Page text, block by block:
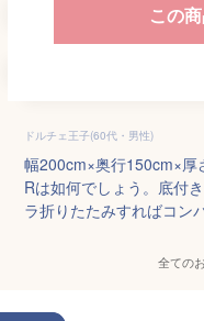
この
ドルチェ王子(60代・男性)
幅200cm×奥行150cm×
Rは如何でしょう。底付
ラ折りたたみすればコン
全ての